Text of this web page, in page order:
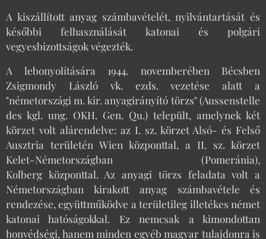
A kiszállított anyag számbavételét, nyilvántartását és
későbbi felhasználását katonai és polgári
vegyesbizottságok végezték.
A lebonyolítására 1944. novemberében Bécsben
Zsigmondy László vk. ezds. vezetése alatt a
"németországi m. kir. anyagirányító törzs" (Aussenstelle
des kgl. ung. OKH. Gen. Qu.) települt, amelynek két
körzet volt alárendelve: az I. sz. körzet Alsó- és Felső
Ausztria területén Wien központtal, a II. sz. körzet
Kelet-Németországban (Pomeránia),
Kolberg központtal. Az anyagi törzs feladata volt a
Németországban kirakott anyag számbavétele és
rendezése, együttműködve a területileg illetékes német
katonai hatóságokkal. Ez nemcsak a kimondottan
honvédségi, hanem minden egyéb magyar tulajdonra is